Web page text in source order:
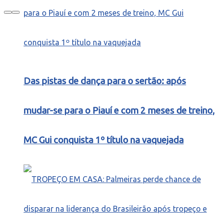
Das pistas de dança para o sertão: após
mudar-se para o Piauí e com 2 meses de treino,
MC Gui conquista 1º título na vaquejada